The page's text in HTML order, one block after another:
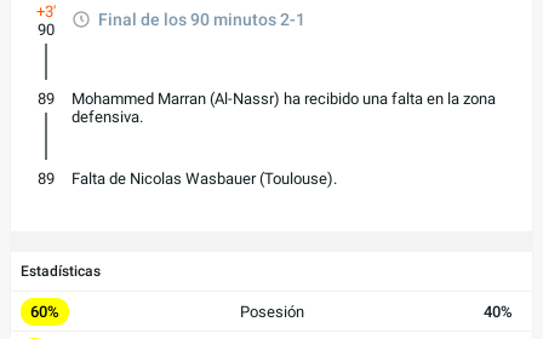
+3'
90
Final de los 90 minutos 2-1
89
Mohammed Marran (Al-Nassr) ha recibido una falta en la zona
defensiva.
89 Falta de Nicolas Wasbauer (Toulouse).
Estadísticas
60% Posesión 40%